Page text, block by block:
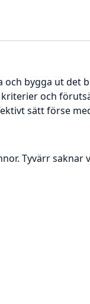
bygga ut det
och
sätt förse
Tyvärr